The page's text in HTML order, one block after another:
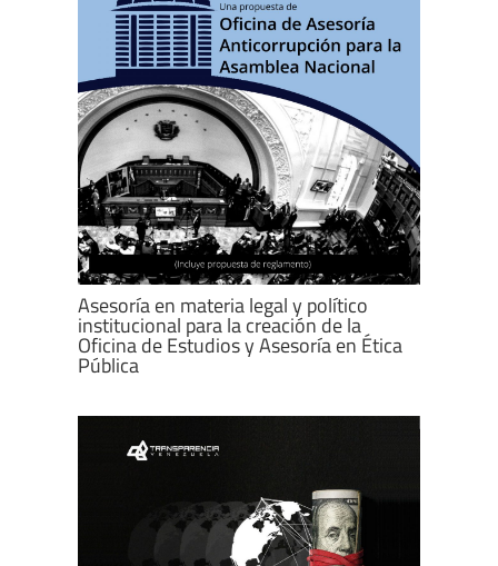
Asesoría en materia legal y político
institucional para la creación de la
Oficina de Estudios y Asesoría en Ética
Pública